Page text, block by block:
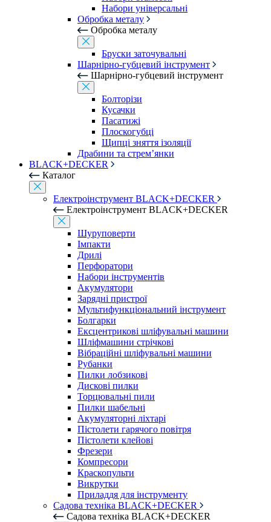
Набори універсальні
Обробка металу
Обробка металу
Бруски заточувальні
Шарнірно-губцевий інструмент
Шарнірно-губцевий інструмент
Болторізи
Кусачки
Пасатижі
Плоскогубці
Щипці зняття ізоляції
Драбини та стрем’янки
BLACK+DECKER
Каталог
Електроінструмент BLACK+DECKER
Електроінструмент BLACK+DECKER
Шуруповерти
Імпакти
Дрилі
Перфоратори
Набори інструментів
Акумулятори
Зарядні пристрої
Мультифункціональний інструмент
Болгарки
Ексцентрикові шліфувальні машини
Шліфмашини стрічкові
Вібраційні шліфувальні машини
Рубанки
Пилки лобзикові
Дискові пилки
Торцювальні пили
Пилки шабельні
Акумуляторні ліхтарі
Пістолети гарячого повітря
Пістолети клейові
Фрезери
Компресори
Краскопульти
Викрутки
Приладдя для інструменту
Садова техніка BLACK+DECKER
Садова техніка BLACK+DECKER